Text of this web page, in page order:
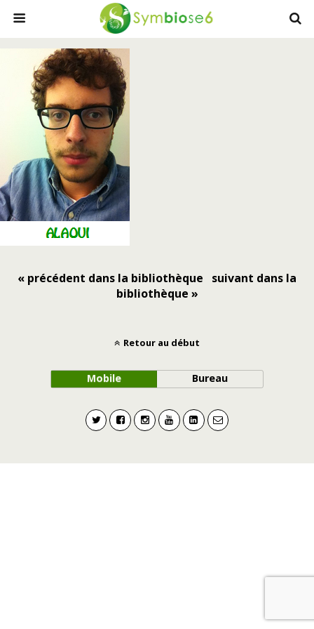
« précédent dans la bibliothèque
suivant dans la
bibliothèque »
Retour au début
Mobile Bureau